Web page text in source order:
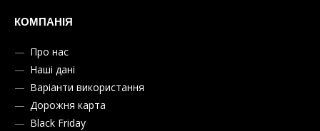
КОМПАНІЯ
Про нас
Наші дані
Варіанти використання
Дорожня карта
Black Friday